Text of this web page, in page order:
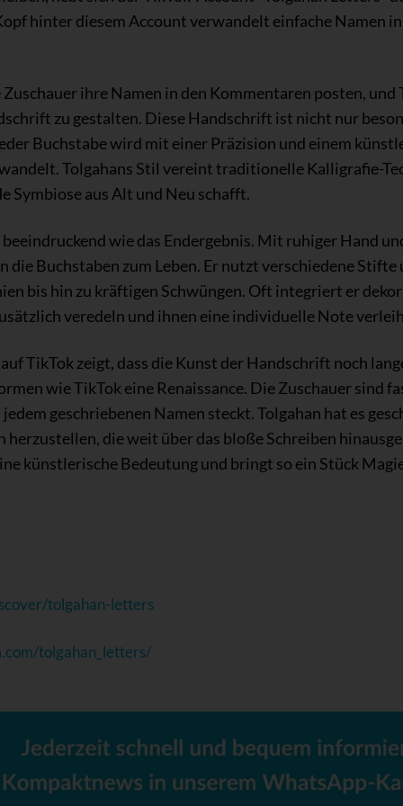
hinter diesem Account verwandelt einfache Namen
ihre Namen in den Kommentaren posten, und
zu gestalten. Diese Handschrift ist nicht nur
Buchstabe wird mit einer Präzision und einem
Tolgahans Stil vereint traditionelle Kalligrafie-
Symbiose aus Alt und Neu schafft.
wie das Endergebnis. Mit ruhiger Hand
die Buchstaben zum Leben. Er nutzt verschiedene
bis hin zu kräftigen Schwüngen. Oft integriert er
veredeln und ihnen eine individuelle Note
TikTok zeigt, dass die Kunst der Handschrift noch
wie TikTok eine Renaissance. Die Zuschauer sind
geschriebenen Namen steckt. Tolgahan hat es
herzustellen, die weit über das bloße Schreiben
künstlerische Bedeutung und bringt so ein Stück
tolgahan-letters
tolgahan_letters/